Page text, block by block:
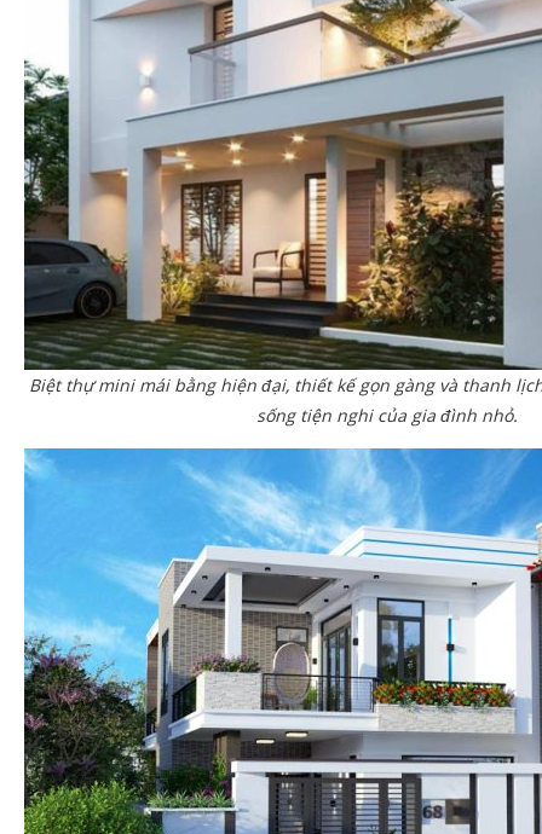
Biệt thự mini mái bằng hiện đại, thiết kế gọn gàng và thanh
sống tiện nghi của gia đình nhỏ.